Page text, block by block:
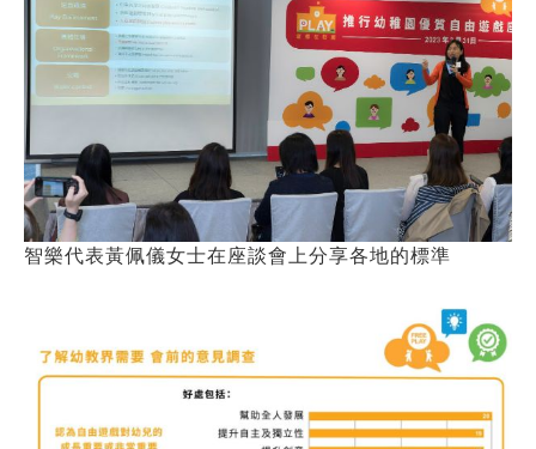
智樂代表黃佩儀女士在座談會上分享各地的標準